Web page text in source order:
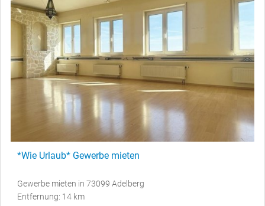
*Wie Urlaub* Gewerbe mieten
Gewerbe mieten in 73099 Adelberg
Entfernung: 14 km